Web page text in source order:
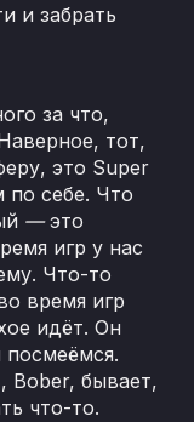
и забрать
за что,
тот,
это Super
по себе. Что
—это
игр у нас
Что-то
время игр
идёт. Он
Bober, бывает,
что-то.